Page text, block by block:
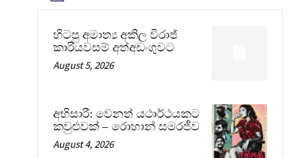
හිටපු අමාත්‍ය අකිල විරාජ්
කාරියවසම් අත්අඩංගුවට
August 5, 2026
අභිසාරී: වෙනත් යථාර්ථයකට
කවුළුවක් – රොහාන් සමරජීව
August 4, 2026